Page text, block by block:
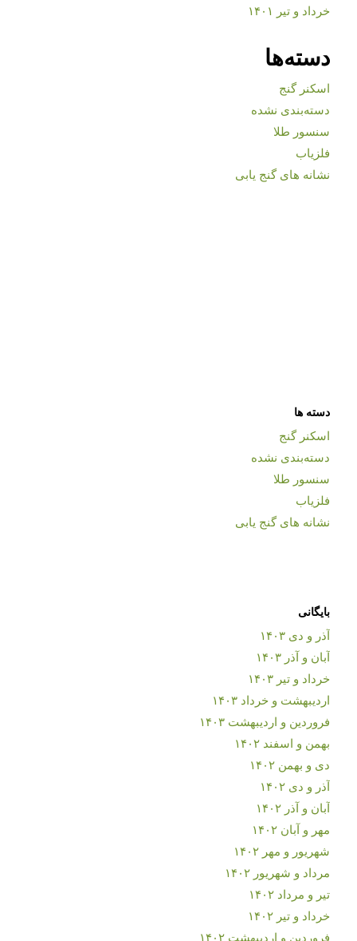
خرداد و تیر ۱۴۰۱
دسته‌ها
اسکنر گنج
دسته‌بندی نشده
سنسور طلا
فلزیاب
نشانه های گنج یابی
دسته ها
اسکنر گنج
دسته‌بندی نشده
سنسور طلا
فلزیاب
نشانه های گنج یابی
بایگانی
آذر و دی ۱۴۰۳
آبان و آذر ۱۴۰۳
خرداد و تیر ۱۴۰۳
اردیبهشت و خرداد ۱۴۰۳
فروردین و اردیبهشت ۱۴۰۳
بهمن و اسفند ۱۴۰۲
دی و بهمن ۱۴۰۲
آذر و دی ۱۴۰۲
آبان و آذر ۱۴۰۲
مهر و آبان ۱۴۰۲
شهریور و مهر ۱۴۰۲
مرداد و شهریور ۱۴۰۲
تیر و مرداد ۱۴۰۲
خرداد و تیر ۱۴۰۲
فروردین و اردیبهشت ۱۴۰۲